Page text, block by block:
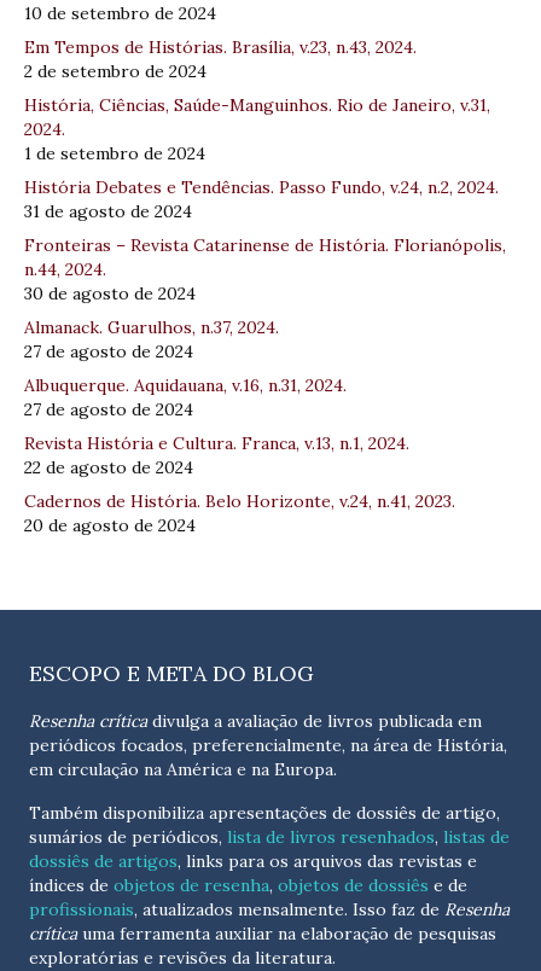
10 de setembro de 2024
Em Tempos de Histórias. Brasília, v.23, n.43, 2024.
2 de setembro de 2024
História, Ciências, Saúde-Manguinhos. Rio de Janeiro, v.31,
2024.
1 de setembro de 2024
História Debates e Tendências. Passo Fundo, v.24, n.2, 2024.
31 de agosto de 2024
Fronteiras – Revista Catarinense de História. Florianópolis,
n.44, 2024.
30 de agosto de 2024
Almanack. Guarulhos, n.37, 2024.
27 de agosto de 2024
Albuquerque. Aquidauana, v.16, n.31, 2024.
27 de agosto de 2024
Revista História e Cultura. Franca, v.13, n.1, 2024.
22 de agosto de 2024
Cadernos de História. Belo Horizonte, v.24, n.41, 2023.
20 de agosto de 2024
ESCOPO E META DO BLOG
Resenha críticadivulga a avaliação de livros publicada em
periódicos focados, preferencialmente, na área de História,
em circulação na América e na Europa.
Também disponibiliza apresentações de dossiês de artigo,
sumários de periódicos, lista de livros resenhados, listas de
dossiês de artigos, links para os arquivos das revistas e
índices de objetos de resenha, objetos de dossiês e de
profissionais, atualizados mensalmente. Isso faz de Resenha
críticauma ferramenta auxiliar na elaboração de pesquisas
exploratórias e revisões da literatura.